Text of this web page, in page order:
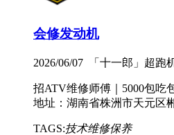
会修发动机
2026/06/07 「十一郎」超跑
招ATV维修师傅｜5000包吃
地址：湖南省株洲市天元区
TAGS:技术维修保养